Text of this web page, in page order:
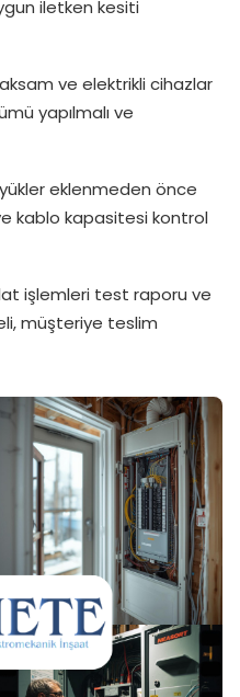
iletken kesiti
ve elektrikli cihazlar
yapılmalı ve
eklenmeden önce
kablo kapasitesi kontrol
işlemleri test raporu ve
müşteriye teslim